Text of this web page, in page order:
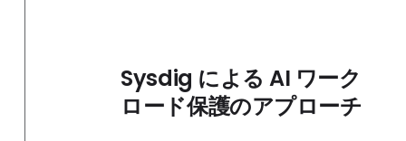
Sysdig による AI ワーク
ロード保護のアプローチ